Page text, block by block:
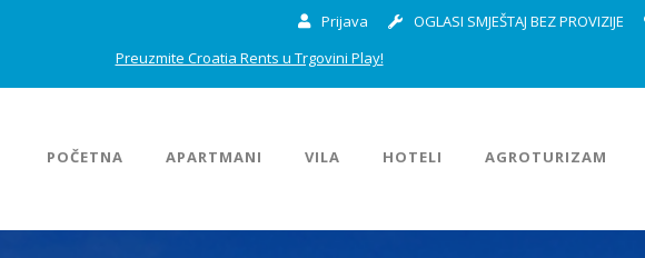
Prijava OGLASI SMJEŠTAJ BEZ PROVIZIJE
Preuzmite Croatia Rents u Trgovini Play!
POČETNA APARTMANI VILA HOTELI AGROTURIZAM